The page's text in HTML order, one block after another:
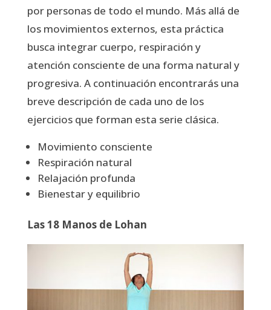
por personas de todo el mundo. Más allá de
los movimientos externos, esta práctica
busca integrar cuerpo, respiración y
atención consciente de una forma natural y
progresiva. A continuación encontrarás una
breve descripción de cada uno de los
ejercicios que forman esta serie clásica.
Movimiento consciente
Respiración natural
Relajación profunda
Bienestar y equilibrio
Las 18 Manos de Lohan